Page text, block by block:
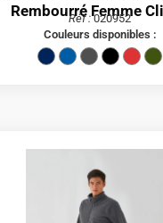
Rembourré Femme
Réf :020952
Couleurs disponibles :